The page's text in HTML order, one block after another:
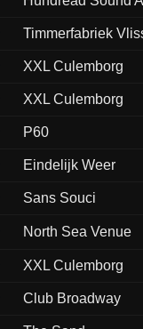
Timmerfabriek
XXL Culemborg
XXL Culemborg
P60
Eindelijk Weer
Sans Souci
North Sea Venue
XXL Culemborg
Club Broadway